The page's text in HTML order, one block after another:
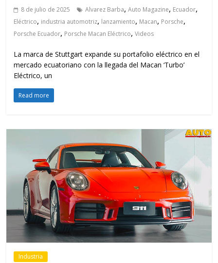
8 de julio de 2025 Alvarez Barba,Auto Magazine, Ecuador,
Eléctrico, industria automotriz, lanzamiento, Macan, Porsche,
Porsche Ecuador, Porsche Macan Eléctrico,Videos
La marca de Stuttgart expande su portafolio eléctrico en el
mercado ecuatoriano con la llegada del Macan ‘Turbo’
Eléctrico, un
Read more
Industria